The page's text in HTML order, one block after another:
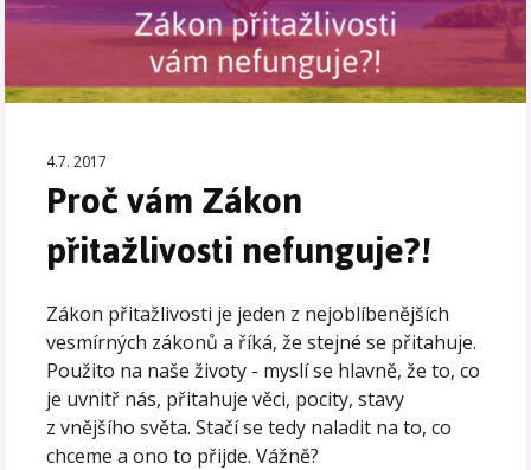
4.7. 2017
Proč vám Zákon
přitažlivosti nefunguje?!
Zákon přitažlivosti je jeden z nejoblíbenějších
vesmírných zákonů a říká, že stejné se přitahuje.
Použito na naše životy - myslí se hlavně, že to, co
je uvnitř nás, přitahuje věci, pocity, stavy
z vnějšího světa. Stačí se tedy naladit na to, co
chceme a ono to přijde. Vážně?